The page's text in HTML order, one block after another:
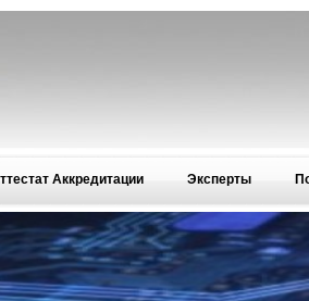
Аккредитации Эксперты